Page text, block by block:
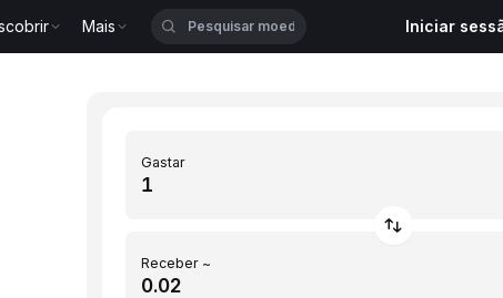
Mais Iniciar
Gastar
Receber ~